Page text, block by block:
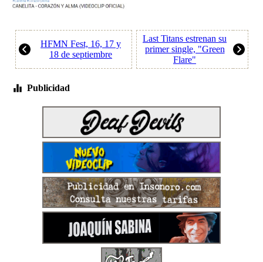
HFMN Fest, 16, 17 y
18 de septiembre
Last Titans estrenan su
primer single, "Green
Flare"
Publicidad